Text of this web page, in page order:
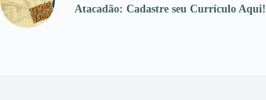
Atacadão: Cadastre seu Currículo Aqui!